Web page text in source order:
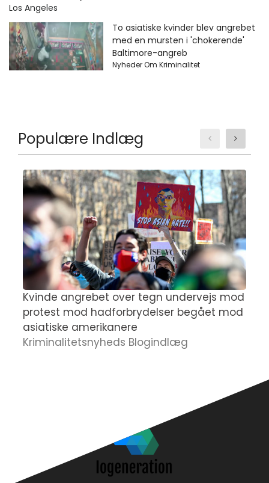
To asiatiske kvinder blev angrebet
med en mursten i 'chokerende'
Baltimore-angreb
Nyheder Om Kriminalitet
Populære Indlæg
Kvinde angrebet over tegn undervejs mod
protest mod hadforbrydelser begået mod
asiatiske amerikanere
Kriminalitetsnyheds Blogindlæg